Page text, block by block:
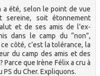
a été, selon le point de vue
sereine, soit étonnement
et de ses amis de l’ex-
dans le camp du “non”,
côté, c’est la tolérance, la
du camp des amis et des
Parce que Irène Félix a cru à
du Cher. Expliquons.